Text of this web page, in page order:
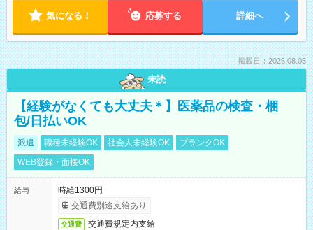
気になる！ 応募する 詳細へ
掲載日：2026.08.05
未読
【経験がなくても大丈夫＊】医薬品の検査・梱
包/日払いOK
派遣 職種未経験OK 社会人未経験OK
ブランクOK
WEB登録・面接OK
給与
時給1300円
交通費別途支給あり
交通費 交通費規定内支給